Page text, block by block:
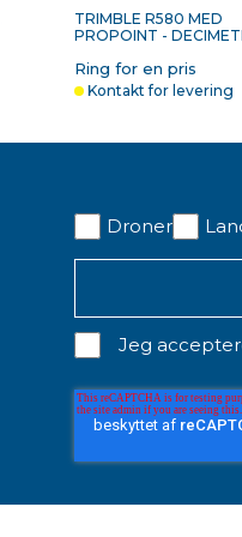
STYLUS MED REM TIL
TOUCH SCREEN
TRIMBLE R580 MED
PROPOINT -
Ring for en pris
Kontakt for levering
Droner
Jeg